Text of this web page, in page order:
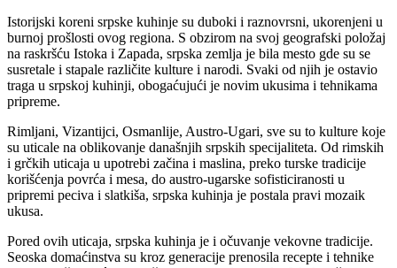
Istorijski koreni srpske kuhinje su duboki i raznovrsni, ukorenjeni u
burnoj prošlosti ovog regiona. S obzirom na svoj geografski položaj
na raskršću Istoka i Zapada, srpska zemlja je bila mesto gde su se
susretale i stapale različite kulture i narodi. Svaki od njih je ostavio
traga u srpskoj kuhinji, obogaćujući je novim ukusima i tehnikama
pripreme.
Rimljani, Vizantijci, Osmanlije, Austro-Ugari, sve su to kulture koje
su uticale na oblikovanje današnjih srpskih specijaliteta. Od rimskih
i grčkih uticaja u upotrebi začina i maslina, preko turske tradicije
korišćenja povrća i mesa, do austro-ugarske sofisticiranosti u
pripremi peciva i slatkiša, srpska kuhinja je postala pravi mozaik
ukusa.
Pored ovih uticaja, srpska kuhinja je i očuvanje vekovne tradicije.
Seoska domaćinstva su kroz generacije prenosila recepte i tehnike